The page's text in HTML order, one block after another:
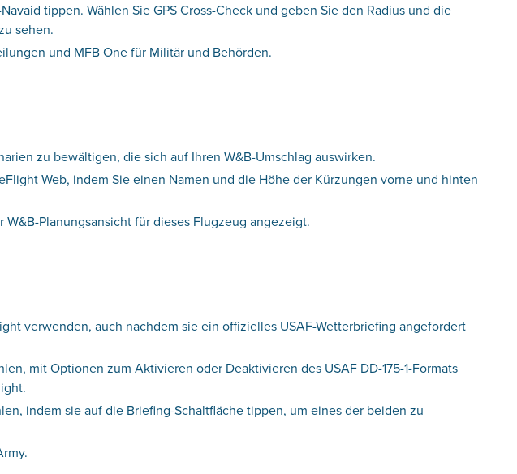
tippen. Wählen Sie GPS Cross-Check und geben Sie den Radius und die
sehen.
und MFB One für Militär und Behörden.
zu bewältigen, die sich auf Ihren W&B-Umschlag auswirken.
Web, indem Sie einen Namen und die Höhe der Kürzungen vorne und hinten
Planungsansicht für dieses Flugzeug angezeigt.
verwenden, auch nachdem sie ein offizielles USAF-Wetterbriefing angefordert
mit Optionen zum Aktivieren oder Deaktivieren des USAF DD-175-1-Formats
indem sie auf die Briefing-Schaltfläche tippen, um eines der beiden zu